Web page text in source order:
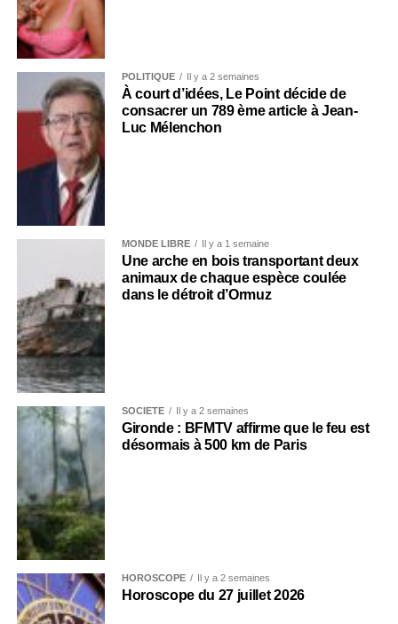
POLITIQUE Il y a 2 semaines
À court d’idées, Le Point décide de
consacrer un 789 ème article à Jean-
Luc Mélenchon
MONDE LIBRE Il y a 1 semaine
Une arche en bois transportant deux
animaux de chaque espèce coulée
dans le détroit d’Ormuz
SOCIÉTÉ Il y a 2 semaines
Gironde : BFMTV affirme que le feu est
désormais à 500 km de Paris
HOROSCOPE Il y a 2 semaines
Horoscope du 27 juillet 2026